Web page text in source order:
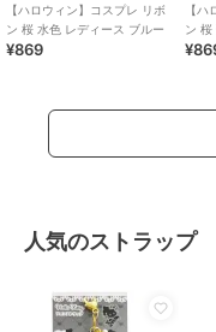
【ハロウィン】コスプレ リボ
ン 桜 水色 レディース ブルー
¥869
【
ン 桜
ル
人気のストラップ